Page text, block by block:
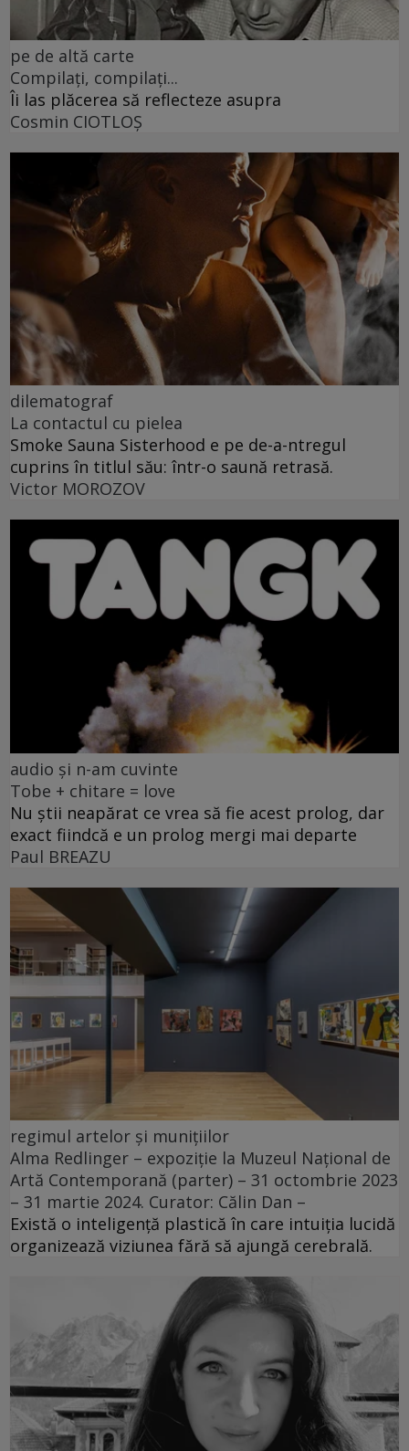
pe de altă carte
Compilați, compilați...
Îi las plăcerea să reflecteze asupra
Cosmin CIOTLOŞ
dilematograf
La contactul cu pielea
Smoke Sauna Sisterhood e pe de-a-ntregul
cuprins în titlul său: într-o saună retrasă.
Victor MOROZOV
audio și n-am cuvinte
Tobe + chitare = love
Nu știi neapărat ce vrea să fie acest prolog, dar
exact fiindcă e un prolog mergi mai departe
Paul BREAZU
regimul artelor și munițiilor
Alma Redlinger – expoziție la Muzeul Național de
Artă Contemporană (parter) – 31 octombrie 2023
– 31 martie 2024. Curator: Călin Dan –
Există o inteligență plastică în care intuiția lucidă
organizează viziunea fără să ajungă cerebrală.